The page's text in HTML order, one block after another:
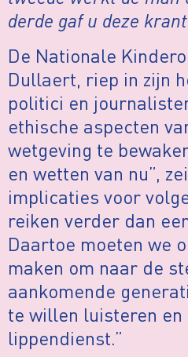
derde gaf u deze
De Nationale
Dullaert, riep in zijn
politici en
ethische aspecten
wetgeving te
en wetten van nu”,
implicaties voor
reiken verder dan
Daartoe moeten we
maken om naar de
aankomende
te willen luisteren
lippendienst.”